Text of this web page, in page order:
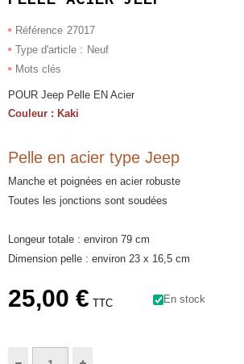
Référence 27017
Type d'article : Neuf
Mots clés
POUR Jeep Pelle EN Acier
Couleur : Kaki
Pelle en acier type Jeep
Manche et poignées en acier robuste
Toutes les jonctions sont soudées
Longeur totale : environ 79 cm
Dimension pelle : environ 23 x 16,5 cm
25,00 € TTC En stock